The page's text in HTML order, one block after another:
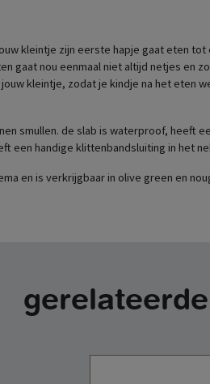
kleintje zijn eerste hapje gaat eten tot
gaat nou eenmaal niet altijd netjes en
kleintje, zodat je kindje na het eten
smullen. de slab is waterproof, heeft
een handige klittenbandsluiting in het
en is verkrijgbaar in olive green en